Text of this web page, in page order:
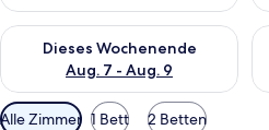
Dieses Wochenende
Aug. 7 - Aug. 9
Überprüfe die Verfügbarkeit für
Verfügbare
Alle Zimmer 1 Bett 2 Betten